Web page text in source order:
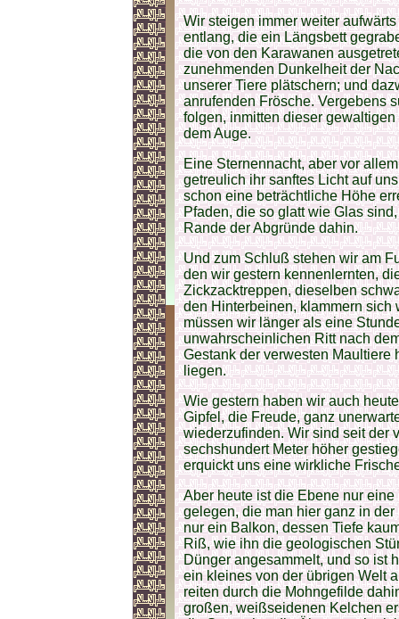
Wir steigen immer weiter
entlang, die ein Längsbett
die von den Karawanen
zunehmenden Dunkelheit der
unserer Tiere plätschern; und
anrufenden Frösche. Vergebens
folgen, inmitten dieser
dem Auge.
Eine Sternennacht, aber vor
getreulich ihr sanftes Licht auf
schon eine beträchtliche Höhe
Pfaden, die so glatt wie Glas
Rande der Abgründe dahin.
Und zum Schluß stehen wir am
den wir gestern kennenlernten,
Zickzacktreppen, dieselben
den Hinterbeinen, klammern sich
müssen wir länger als eine
unwahrscheinlichen Ritt nach
Gestank der verwesten Maultiere
liegen.
Wie gestern haben wir auch
Gipfel, die Freude, ganz
wiederzufinden. Wir sind seit der
sechshundert Meter höher
erquickt uns eine wirkliche
Aber heute ist die Ebene nur
gelegen, die man hier ganz in
nur ein Balkon, dessen Tiefe
Riß, wie ihn die geologischen
Dünger angesammelt, und so ist
ein kleines von der übrigen Welt
reiten durch die Mohngefilde
großen, weißseidenen Kelchen